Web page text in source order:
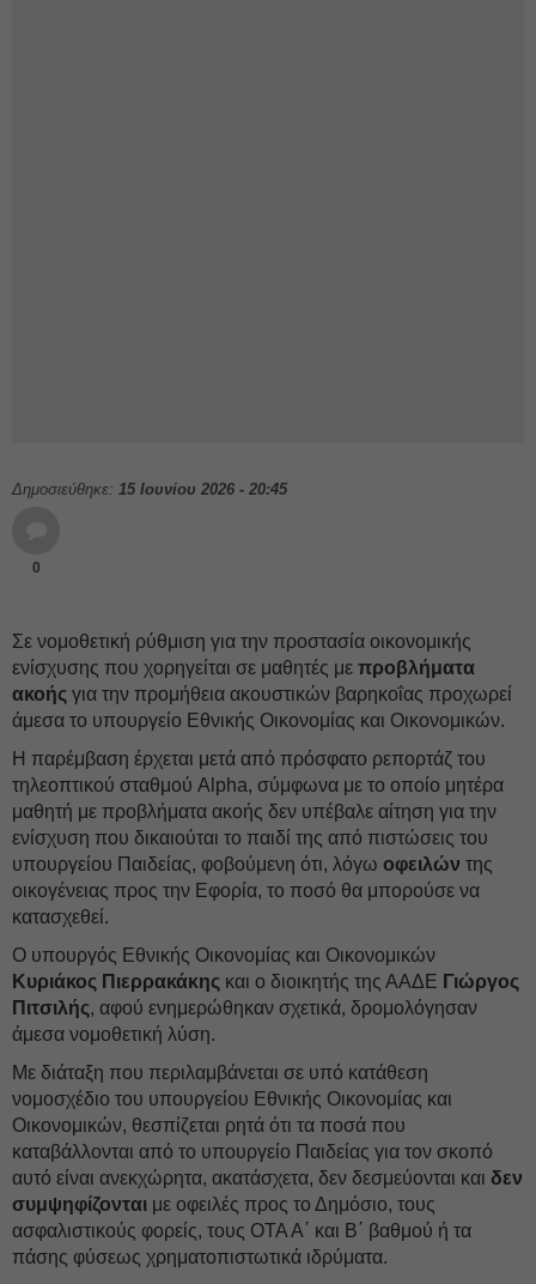
Δημοσιεύθηκε: 15 Ιουνίου 2026 - 20:45
0
Σε νομοθετική ρύθμιση για την προστασία οικονομικής
ενίσχυσης που χορηγείται σε μαθητές με προβλήματα
ακοής για την προμήθεια ακουστικών βαρηκοΐας προχωρεί
άμεσα το υπουργείο Εθνικής Οικονομίας και Οικονομικών.
Η παρέμβαση έρχεται μετά από πρόσφατο ρεπορτάζ του
τηλεοπτικού σταθμού Alpha, σύμφωνα με το οποίο μητέρα
μαθητή με προβλήματα ακοής δεν υπέβαλε αίτηση για την
ενίσχυση που δικαιούται το παιδί της από πιστώσεις του
υπουργείου Παιδείας, φοβούμενη ότι, λόγω οφειλών της
οικογένειας προς την Εφορία, το ποσό θα μπορούσε να
κατασχεθεί.
Ο υπουργός Εθνικής Οικονομίας και Οικονομικών
Κυριάκος Πιερρακάκης και ο διοικητής της ΑΑΔΕ Γιώργος
Πιτσιλής, αφού ενημερώθηκαν σχετικά, δρομολόγησαν
άμεσα νομοθετική λύση.
Με διάταξη που περιλαμβάνεται σε υπό κατάθεση
νομοσχέδιο του υπουργείου Εθνικής Οικονομίας και
Οικονομικών, θεσπίζεται ρητά ότι τα ποσά που
καταβάλλονται από το υπουργείο Παιδείας για τον σκοπό
αυτό είναι ανεκχώρητα, ακατάσχετα, δεν δεσμεύονται και δεν
συμψηφίζονται με οφειλές προς το Δημόσιο, τους
ασφαλιστικούς φορείς, τους ΟΤΑ Α΄ και Β΄ βαθμού ή τα
πάσης φύσεως χρηματοπιστωτικά ιδρύματα.